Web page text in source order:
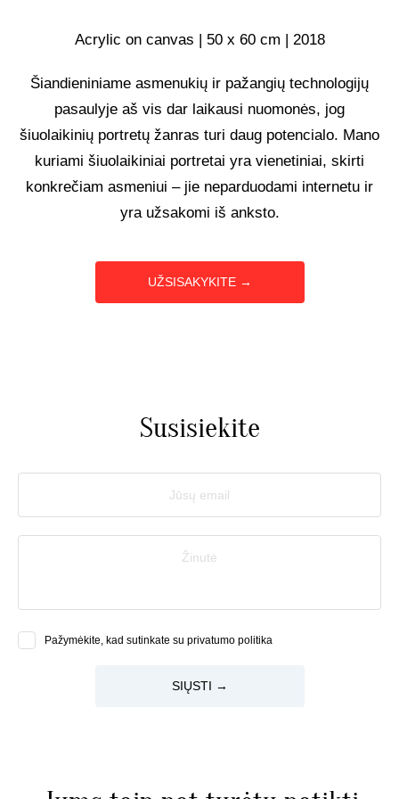
UŽSAKOMIEJI PROJEKTAI
TAPYBOS PAMOKOS
BIO
Acrylic on canvas | 50 x 60 cm | 2018
Šiandieniniame asmenukių ir pažangių technologijų
pasaulyje aš vis dar laikausi nuomonės, jog
šiuolaikinių portretų žanras turi daug potencialo. Mano
kuriami šiuolaikiniai portretai yra vienetiniai, skirti
konkrečiam asmeniui – jie neparduodami internetu ir
yra užsakomi iš anksto.
UŽSISAKYKITE →
Susisiekite
Jūsų email
Žinutė
Pažymėkite, kad sutinkate su privatumo politika
SIŲSTI →